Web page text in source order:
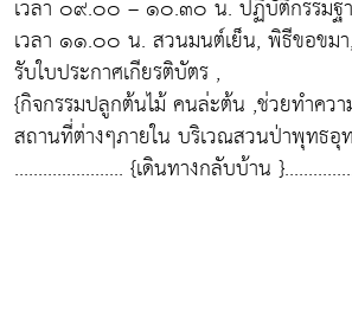
เวลา ๐๙.๐๐ – ๑๐.๓๐ น. ปฏิบัติกรรมฐ
เวลา ๑๑.๐๐ น. สวนมนต์เย็น, พิธีขอขม
รับใบประกาศเกียรติบัตร ,
{กิจกรรมปลูกต้นไม้ คนล่ะต้น ,ช่วยทำคว
สถานที่ต่างๆภายใน บริเวณสวนป่าพุทธ
....................... {เดินทางกลับบ้าน